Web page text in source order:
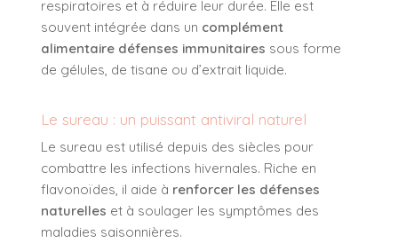
respiratoires et à réduire leur durée. Elle est
souvent intégrée dans un complément
alimentaire défenses immunitaires sous forme
de gélules, de tisane ou d’extrait liquide.
Le sureau : un puissant antiviral naturel
Le sureau est utilisé depuis des siècles pour
combattre les infections hivernales. Riche en
flavonoïdes, il aide à renforcer les défenses
naturelles et à soulager les symptômes des
maladies saisonnières.